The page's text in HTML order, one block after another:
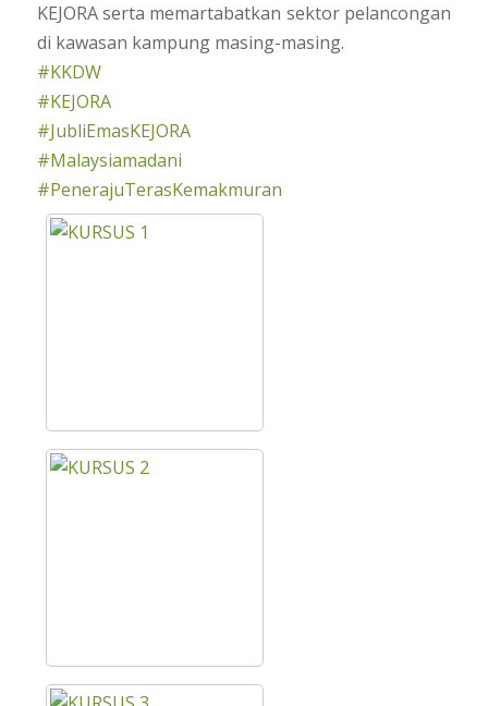
KEJORA serta memartabatkan sektor pelancongan
di kawasan kampung masing-masing.
#KKDW
#KEJORA
#JubliEmasKEJORA
#Malaysiamadani
#PenerajuTerasKemakmuran